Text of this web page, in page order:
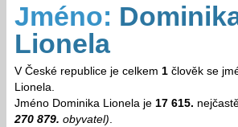
Jméno:
Lionela
V České republice je celkem 1člověk se
Lionela.
Jméno Dominika Lionela je 17 615.
270 879. obyvatel).